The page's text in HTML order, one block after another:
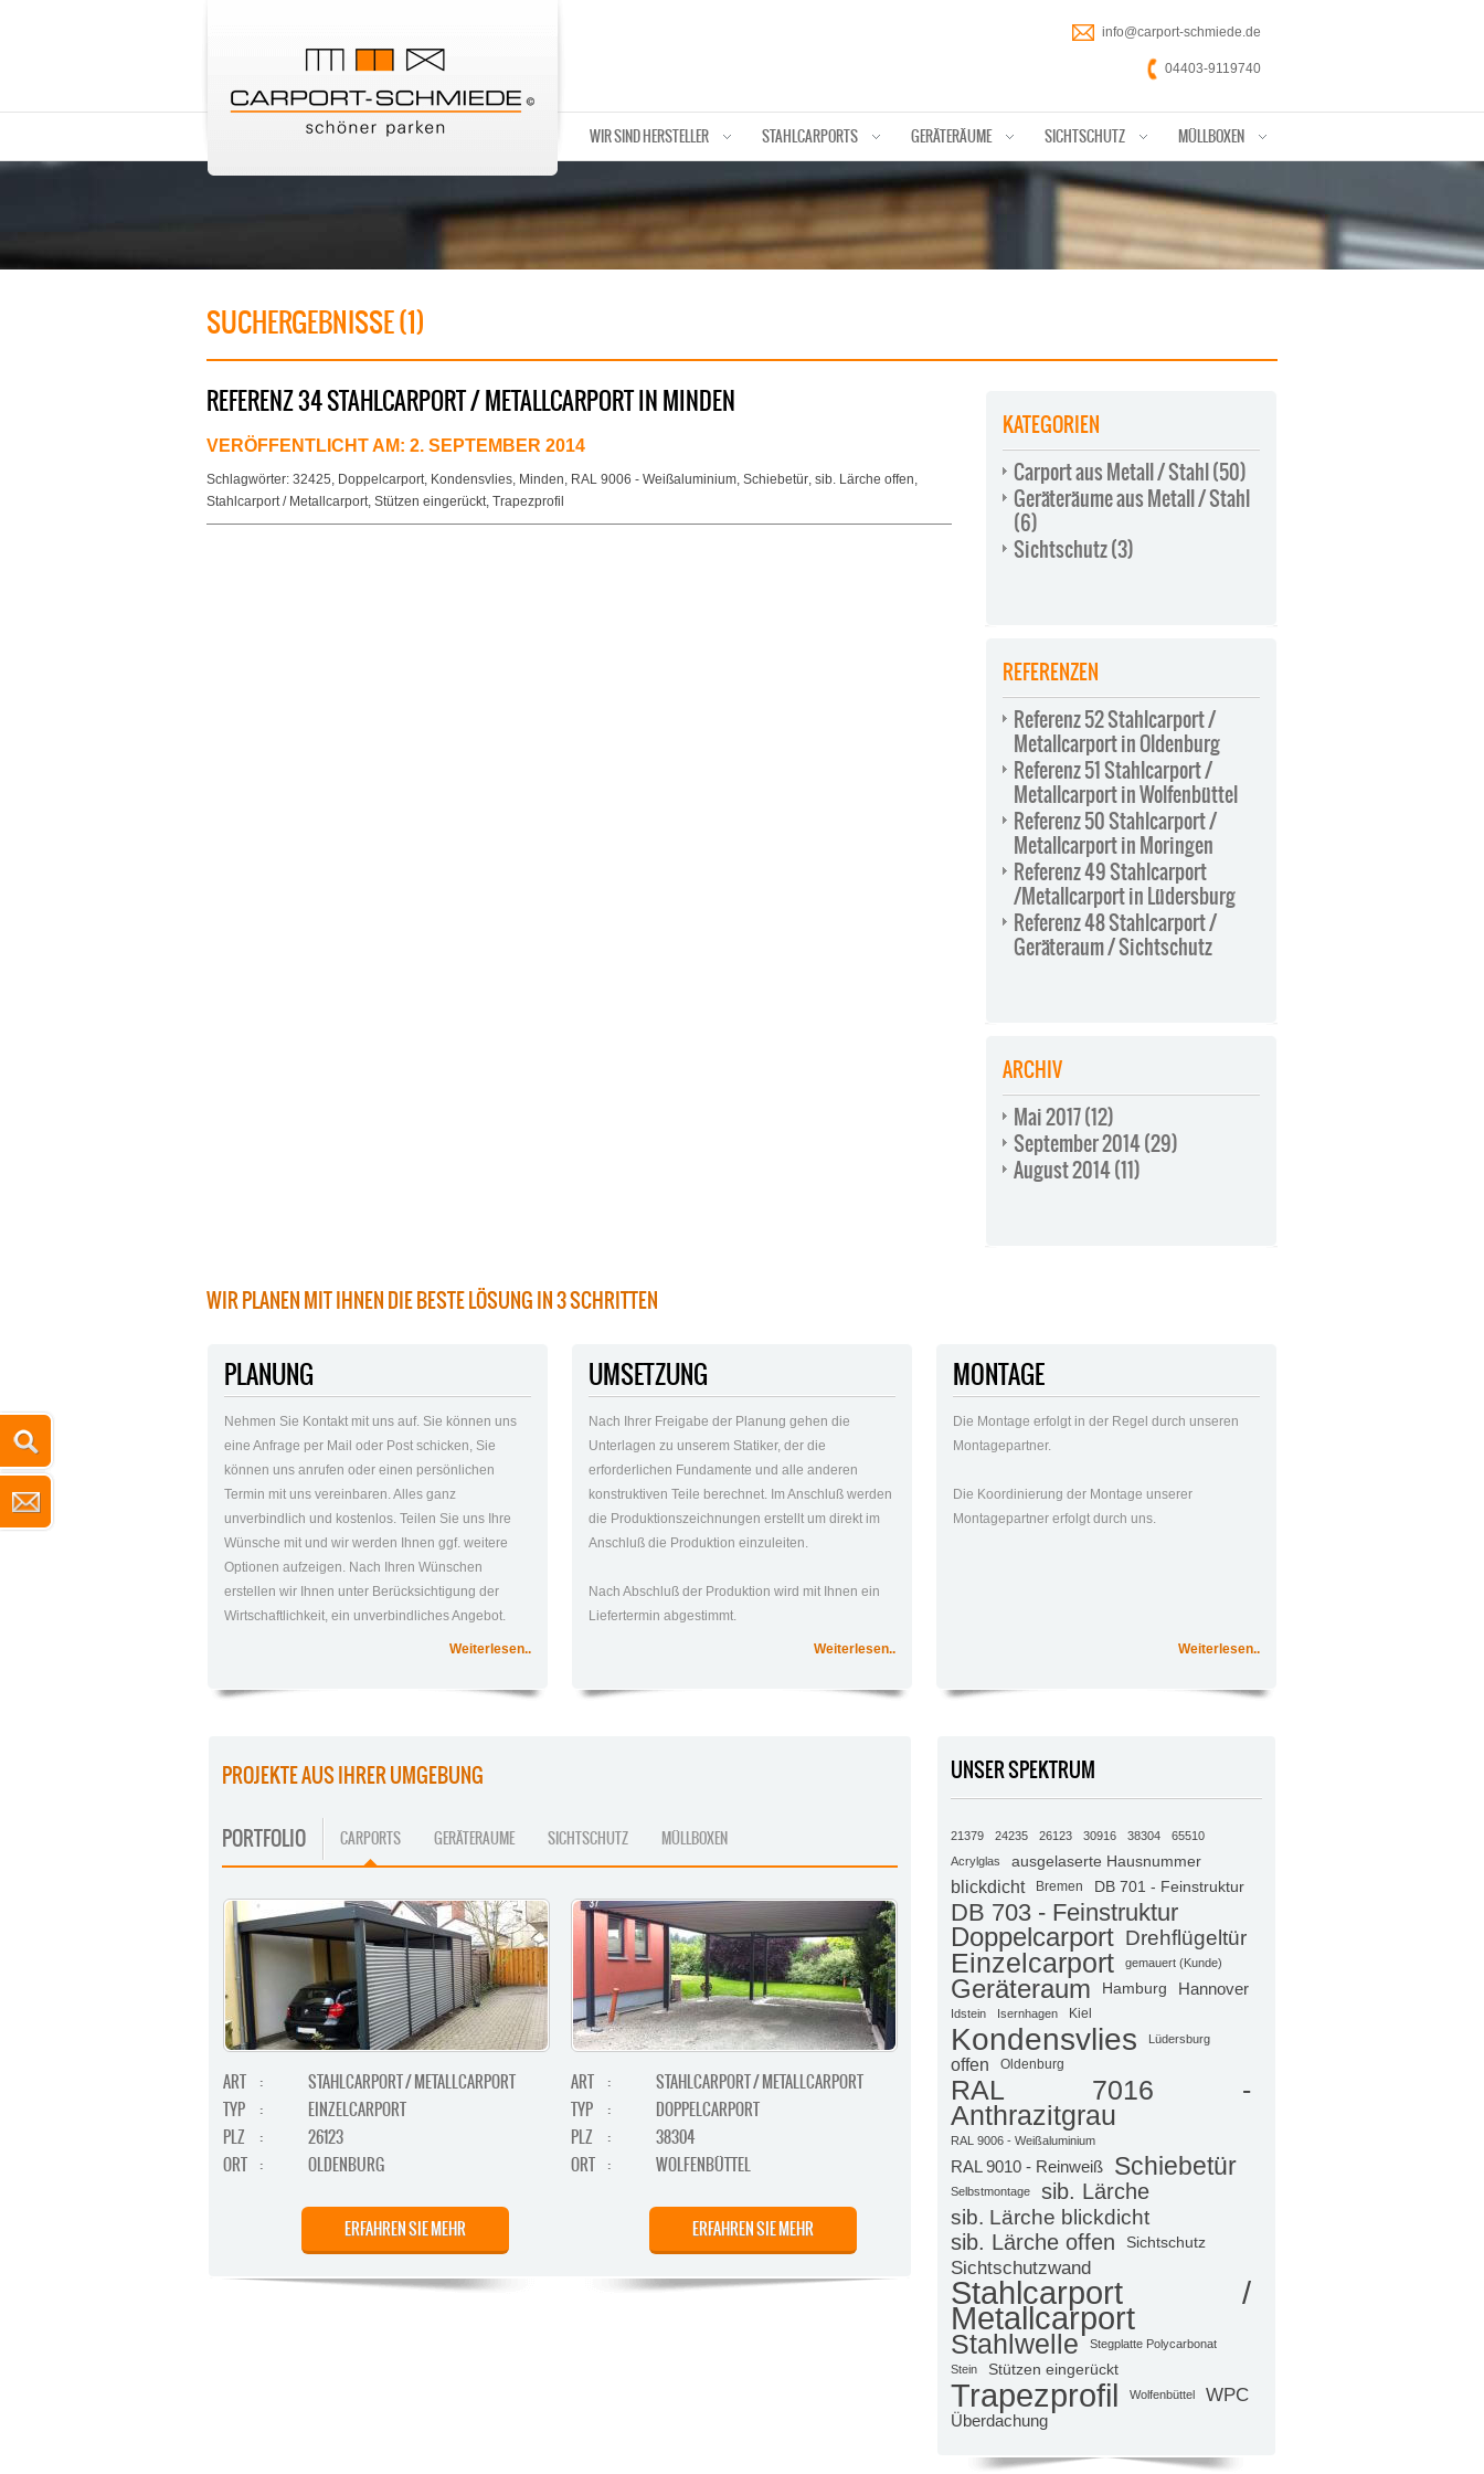
info@carport-schmiede.de
04403-9119740
WIR SIND HERSTELLER STAHLCARPORTS GERÄTERÄUME SICHTSCHUTZ MÜLLBOXEN
SUCHERGEBNISSE (1)
REFERENZ 34 STAHLCARPORT / METALLCARPORT IN MINDEN
VERÖFFENTLICHT AM: 2. SEPTEMBER 2014
Schlagwörter: 32425, Doppelcarport, Kondensvlies, Minden, RAL 9006 - Weißaluminium, Schiebetür, sib. Lärche offen,
Stahlcarport / Metallcarport, Stützen eingerückt, Trapezprofil
KATEGORIEN
Carport aus Metall / Stahl(50)
Geräteräume aus Metall / Stahl
(6)
Sichtschutz(3)
REFERENZEN
Referenz 52 Stahlcarport /
Metallcarport in Oldenburg
Referenz 51 Stahlcarport /
Metallcarport in Wolfenbüttel
Referenz 50 Stahlcarport /
Metallcarport in Moringen
Referenz 49 Stahlcarport
/Metallcarport in Lüdersburg
Referenz 48 Stahlcarport /
Geräteraum / Sichtschutz
ARCHIV
Mai 2017(12)
September 2014(29)
August 2014(11)
WIR PLANEN MIT IHNEN DIE BESTE LÖSUNG IN 3 SCHRITTEN
PLANUNG
Nehmen Sie Kontakt mit uns auf. Sie können uns
eine Anfrage per Mail oder Post schicken, Sie
können uns anrufen oder einen persönlichen
Termin mit uns vereinbaren. Alles ganz
unverbindlich und kostenlos. Teilen Sie uns Ihre
Wünsche mit und wir werden Ihnen ggf. weitere
Optionen aufzeigen. Nach Ihren Wünschen
erstellen wir Ihnen unter Berücksichtigung der
Wirtschaftlichkeit, ein unverbindliches Angebot.
Weiterlesen..
UMSETZUNG
Nach Ihrer Freigabe der Planung gehen die
Unterlagen zu unserem Statiker, der die
erforderlichen Fundamente und alle anderen
konstruktiven Teile berechnet. Im Anschluß werden
die Produktionszeichnungen erstellt um direkt im
Anschluß die Produktion einzuleiten.
Nach Abschluß der Produktion wird mit Ihnen ein
Liefertermin abgestimmt.
Weiterlesen..
MONTAGE
Die Montage erfolgt in der Regel durch unseren
Montagepartner.
Die Koordinierung der Montage unserer
Montagepartner erfolgt durch uns.
Weiterlesen..
PROJEKTE AUS IHRER UMGEBUNG
PORTFOLIO CARPORTS GERÄTERAUME SICHTSCHUTZ MÜLLBOXEN
ART :
STAHLCARPORT / METALLCARPORT
TYP
:
EINZELCARPORT
PLZ
:
26123
ORT : OLDENBURG
ERFAHREN SIE MEHR
ART :
STAHLCARPORT / METALLCARPORT
TYP
:
DOPPELCARPORT
PLZ
:
38304
ORT : WOLFENBÜTTEL
ERFAHREN SIE MEHR
UNSER SPEKTRUM
21379 24235 26123 30916 38304
65510
Acrylglas
ausgelaserte Hausnummer
blickdicht Bremen DB 701 - Feinstruktur
DB 703 - Feinstruktur
Doppelcarport Drehflügeltür
Einzelcarport gemauert (Kunde)
Geräteraum Hamburg Hannover
Idstein Isernhagen Kiel
Kondensvlies Lüdersburg
offen Oldenburg
RAL 7016 -
Anthrazitgrau
RAL 9006 - Weißaluminium
RAL 9010 - Reinweiß Schiebetür
Selbstmontage sib. Lärche
sib. Lärche blickdicht
sib. Lärche offen Sichtschutz
Sichtschutzwand
Stahlcarport /
Metallcarport
Stahlwelle
Stegplatte Polycarbonat
Stein
Stützen eingerückt
Trapezprofil Wolfenbüttel WPC
Überdachung